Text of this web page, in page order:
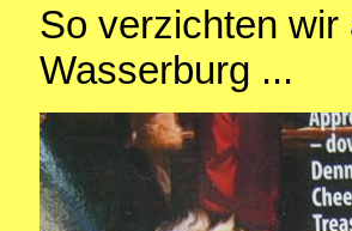
So verzichten
Wasserburg ...